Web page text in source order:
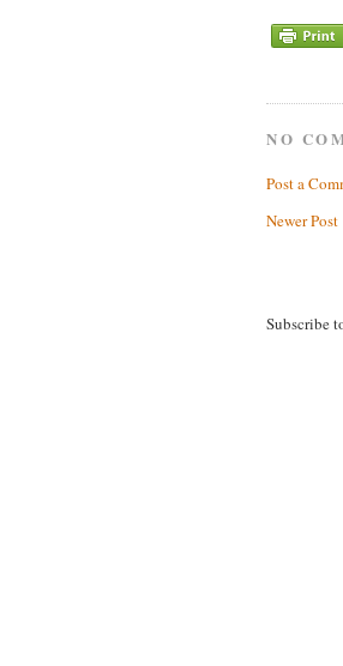
NO
Post a
Newer Post
Subscribe